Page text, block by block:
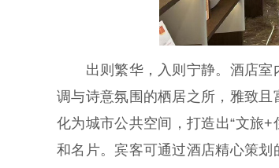
出则繁华，入则宁静。酒店室
调与诗意氛围的栖居之所，雅致
化为城市公共空间，打造出“文旅+
和名片。宾客可通过酒店精心策